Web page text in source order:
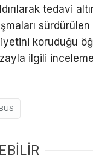
tedavi
sürdürülen
koruduğu
ilgili